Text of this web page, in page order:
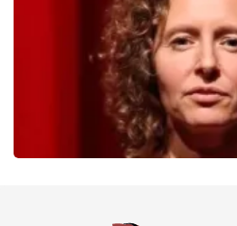
BESTEL NU